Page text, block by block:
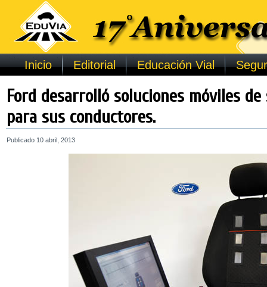
Inicio Editorial Educación Vial
Ford desarrolló soluciones móviles
para sus conductores.
Publicado 10 abril, 2013